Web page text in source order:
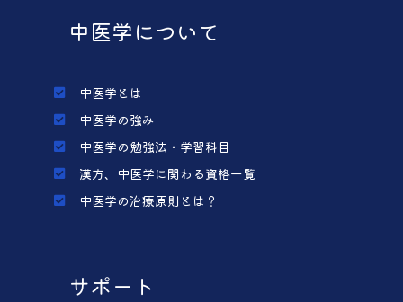
中医学について
中医学とは
中医学の強み
中医学の勉強法・学習科目
漢方、中医学に関わる資格一覧
中医学の治療原則とは？
サポート